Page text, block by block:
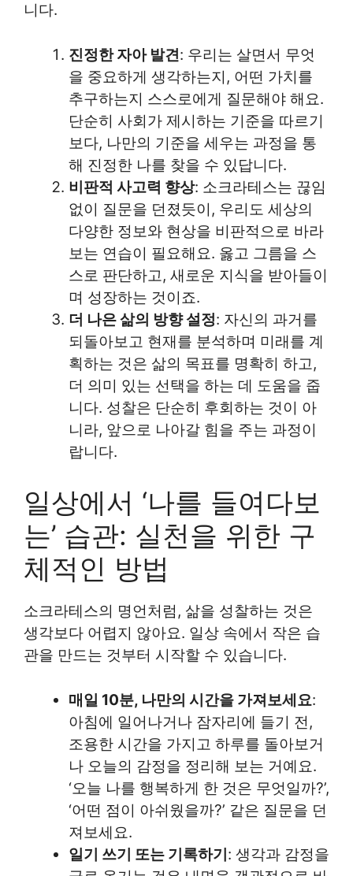
니다.
진정한 자아 발견: 우리는 살면서 무엇
을 중요하게 생각하는지, 어떤 가치를
추구하는지 스스로에게 질문해야 해요.
단순히 사회가 제시하는 기준을 따르기
보다, 나만의 기준을 세우는 과정을 통
해 진정한 나를 찾을 수 있답니다.
비판적 사고력 향상: 소크라테스는 끊임
없이 질문을 던졌듯이, 우리도 세상의
다양한 정보와 현상을 비판적으로 바라
보는 연습이 필요해요. 옳고 그름을 스
스로 판단하고, 새로운 지식을 받아들이
며 성장하는 것이죠.
더 나은 삶의 방향 설정: 자신의 과거를
되돌아보고 현재를 분석하며 미래를 계
획하는 것은 삶의 목표를 명확히 하고,
더 의미 있는 선택을 하는 데 도움을 줍
니다. 성찰은 단순히 후회하는 것이 아
니라, 앞으로 나아갈 힘을 주는 과정이
랍니다.
일상에서 ‘나를 들여다보
는’ 습관: 실천을 위한 구
체적인 방법
소크라테스의 명언처럼, 삶을 성찰하는 것은
생각보다 어렵지 않아요. 일상 속에서 작은 습
관을 만드는 것부터 시작할 수 있습니다.
매일 10분, 나만의 시간을 가져보세요:
아침에 일어나거나 잠자리에 들기 전,
조용한 시간을 가지고 하루를 돌아보거
나 오늘의 감정을 정리해 보는 거예요.
‘오늘 나를 행복하게 한 것은 무엇일까?’,
‘어떤 점이 아쉬웠을까?’ 같은 질문을 던
져보세요.
일기 쓰기 또는 기록하기: 생각과 감정을